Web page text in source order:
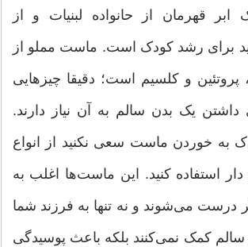
قهرمان از حانواده لبنیات و از
برای رشد کودک است. ماست مملو از
پروتئین و کلسیم است؛ دقیقا چیزهایی
داشتن یک بدن سالم به آن نیاز دارند.
به خوردن ماست سعی نکنید از انواع
استفاده کنید. این ماست‌ها اغلب به
درست می‌شوند و نه تنها به فرزند شما
سالم کمک نمی‌کنند بلکه باعث پوسیدگی